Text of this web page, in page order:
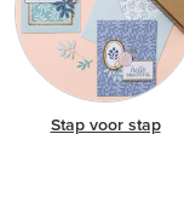
Stap voor stap